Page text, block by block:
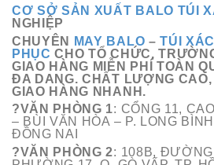
CƠ SỞ SẢN XUẤT BALO TÚI
NGHIỆP
CHUYÊN
MAY BALO –TÚI
PHỤC CHO TỔ CHỨC,
GIAO HÀNG MIỄN PHÍ TOÀN
ĐA DANG. CHẤT LƯỢNG CAO,
GIAO HÀNG NHANH.
?VĂN PHÒNG 1: CỔNG 11,
– BÙI VĂN HÒA – P. LONG
ĐỒNG NAI
?VĂN PHÒNG 2: 108B,